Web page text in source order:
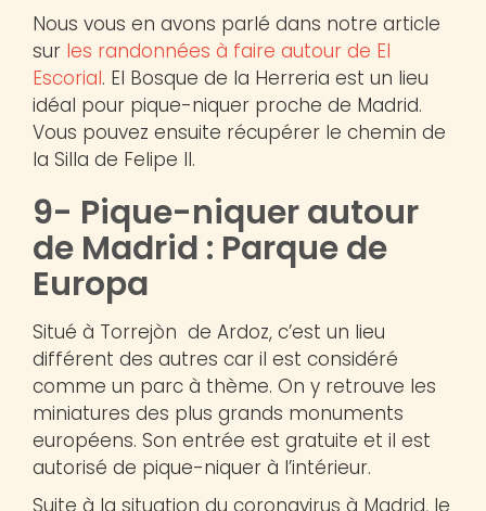
Nous vous en avons parlé dans notre article
sur les randonnées à faire autour de El
Escorial. El Bosque de la Herreria est un lieu
idéal pour pique-niquer proche de Madrid.
Vous pouvez ensuite récupérer le chemin de
la Silla de Felipe II.
9- Pique-niquer autour
de Madrid : Parque de
Europa
Situé à Torrejòn de Ardoz, c’est un lieu
différent des autres car il est considéré
comme un parc à thème. On y retrouve les
miniatures des plus grands monuments
européens. Son entrée est gratuite et il est
autorisé de pique-niquer à l’intérieur.
Suite à la situation du coronavirus à Madrid, le